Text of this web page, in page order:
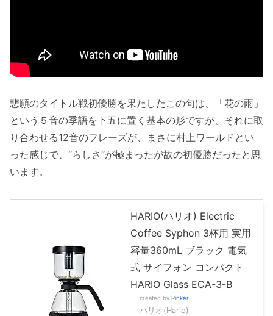
悲願のタイトル戦初優勝を果たしたこの句は、「花の雨」
という５音の季語を下五に置く基本の形ですが、それに取
り合わせる12音のフレーズが、まさに村上ワールドとい
った感じで、“らしさ”が極まったが故の初優勝だったと思
います。
HARIO(ハリオ) Electric
Coffee Syphon 3杯用 実用
容量360mL ブラック 電気
式 サイフォン コンパクト
HARIO Glass ECA-3-B
created by Rinker
ハリオ(Hario)